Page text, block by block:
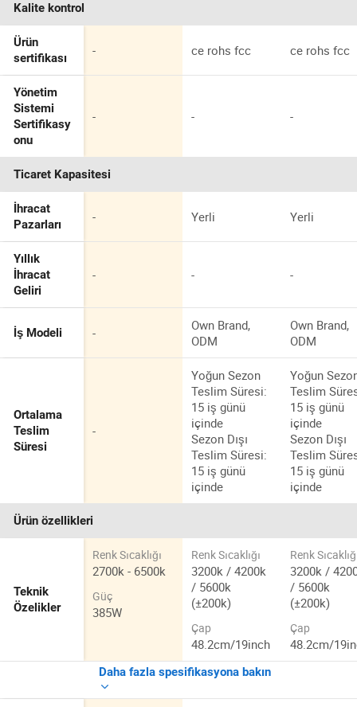
Kalite kontrol
Ürün
sertifikası
- ce rohs fcc ce rohs fcc
Yönetim
Sistemi
Sertifikasy
onu
- - -
Ticaret Kapasitesi
İhracat
Pazarları
- Yerli Yerli
Yıllık
İhracat
Geliri
- - -
İş Modeli -
Own Brand,
ODM
Own Brand,
ODM
Ortalama
Teslim
Süresi
-
Yoğun Sezon
Teslim Süresi:
15 iş günü
içinde
Sezon Dışı
Teslim Süresi:
15 iş günü
içinde
Yoğun
Teslim
15 iş günü
içinde
Sezon Dışı
Teslim
15 iş günü
içinde
Ürün özellikleri
Teknik
Özelikler
Renk Sıcaklığı
2700k - 6500k
Güç
385W
Renk Sıcaklığı
3200k / 4200k
/ 5600k
(±200k)
Çap
48.2cm/19inch
Renk
3200k /
/ 5600k
(±200k)
Çap
48.2cm/
Daha fazla spesifikasyona bakın